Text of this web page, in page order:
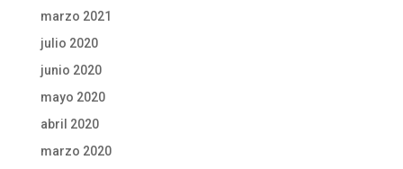
marzo 2021
julio 2020
junio 2020
mayo 2020
abril 2020
marzo 2020